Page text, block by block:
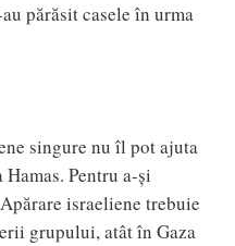
părăsit casele în urma
singure nu îl pot ajuta
Pentru a-și
israeliene trebuie
grupului, atât în Gaza